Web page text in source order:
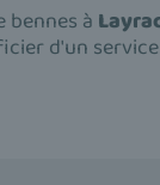
bennes à
d'un